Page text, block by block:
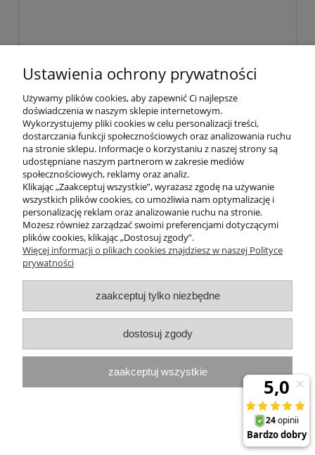
Krem z perłą i kawiorem Likwidujący
zmarszczki oczy i usta 30 ml Theo
Marvee CAVIARISTE
87,00 zł
Ustawienia ochrony prywatności
Używamy plików cookies, aby zapewnić Ci najlepsze
doświadczenia w naszym sklepie internetowym.
Wykorzystujemy pliki cookies w celu personalizacji treści,
dostarczania funkcji społecznościowych oraz analizowania ruchu
na stronie sklepu. Informacje o korzystaniu z naszej strony są
udostępniane naszym partnerom w zakresie mediów
społecznościowych, reklamy oraz analiz.
Klikając „Zaakceptuj wszystkie”, wyrażasz zgodę na używanie
wszystkich plików cookies, co umożliwia nam optymalizację i
personalizację reklam oraz analizowanie ruchu na stronie.
Możesz również zarządzać swoimi preferencjami dotyczącymi
plików cookies, klikając „Dostosuj zgody”.
Więcej informacji o plikach cookies znajdziesz w naszej Polityce
prywatności
zaakceptuj tylko niezbędne
dostosuj zgody
zaakceptuj wszystkie